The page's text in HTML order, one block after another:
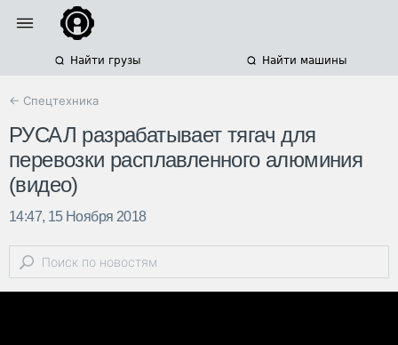
Найти грузы Найти машины
← Спецтехника
РУСАЛ разрабатывает тягач для
перевозки расплавленного алюминия
(видео)
14:47, 15 Ноября 2018